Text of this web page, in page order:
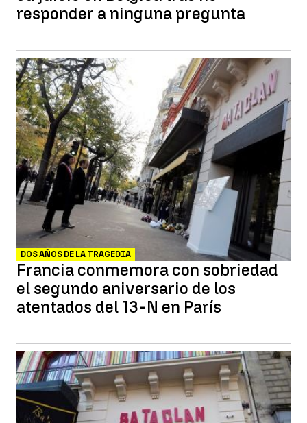
responder a ninguna pregunta
DOS AÑOS DE LA TRAGEDIA
Francia conmemora con sobriedad
el segundo aniversario de los
atentados del 13-N en París